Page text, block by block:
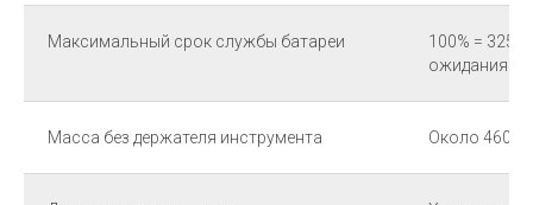
Максимальный срок службы батареи
100% = 325
ожидания =
Масса без держателя инструмента Около 460 г